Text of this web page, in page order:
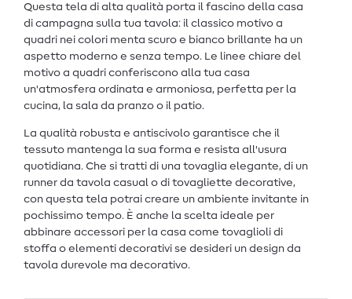
Questa tela di alta qualità porta il fascino della casa
di campagna sulla tua tavola: il classico motivo a
quadri nei colori menta scuro e bianco brillante ha un
aspetto moderno e senza tempo. Le linee chiare del
motivo a quadri conferiscono alla tua casa
un'atmosfera ordinata e armoniosa, perfetta per la
cucina, la sala da pranzo o il patio.
La qualità robusta e antiscivolo garantisce che il
tessuto mantenga la sua forma e resista all'usura
quotidiana. Che si tratti di una tovaglia elegante, di un
runner da tavola casual o di tovagliette decorative,
con questa tela potrai creare un ambiente invitante in
pochissimo tempo. È anche la scelta ideale per
abbinare accessori per la casa come tovaglioli di
stoffa o elementi decorativi se desideri un design da
tavola durevole ma decorativo.